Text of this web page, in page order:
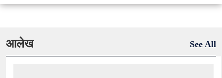
आलेख See All